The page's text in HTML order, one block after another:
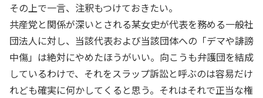
その上で一言、注釈もつけておきたい。
共産党と関係が深いとされる某女史が代表を務める一般社
団法人に対し、当該代表および当該団体への「デマや誹謗
中傷」は絶対にやめたほうがいい。向こうも弁護団を結成
しているわけで、それをスラップ訴訟と呼ぶのは容易だけ
れども確実に何かしてくると思う。それはそれで正当な権